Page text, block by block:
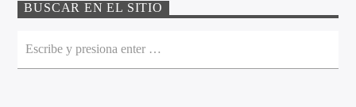
BUSCAR EN EL SITIO